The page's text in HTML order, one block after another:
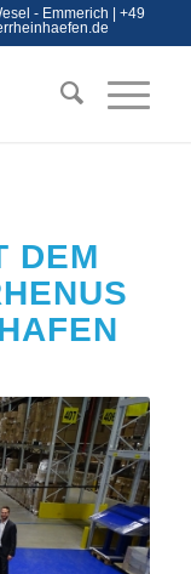
- Emmerich | +49
DEM